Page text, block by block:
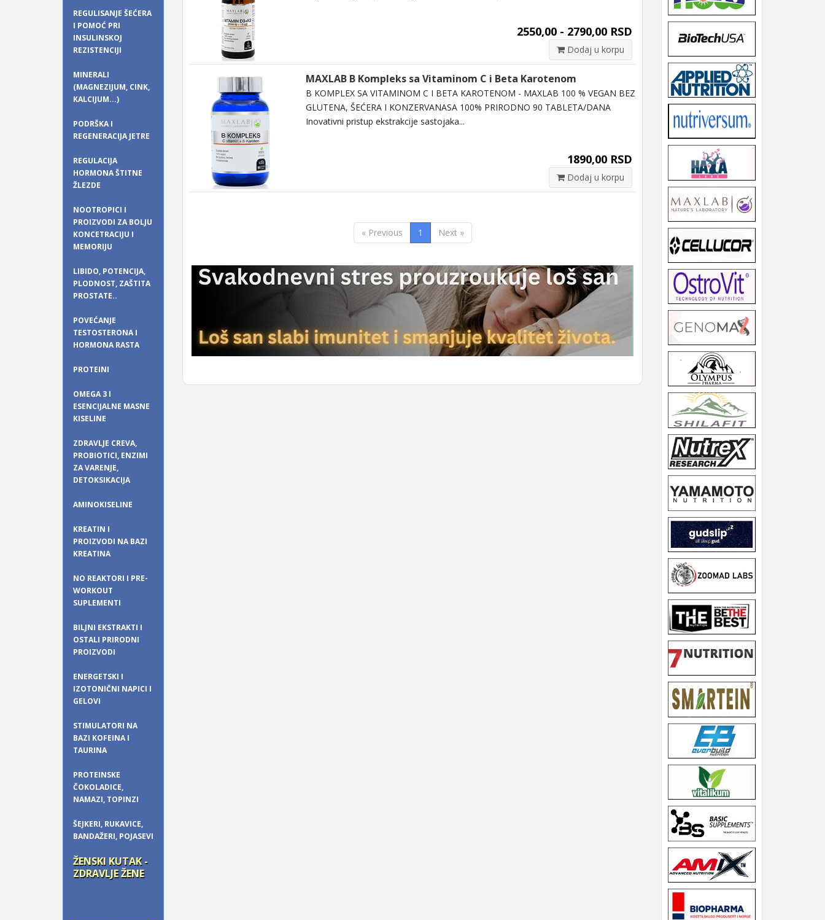
REGULISANJE ŠEĆERA
I POMOĆ PRI
INSULINSKOJ
REZISTENCIJI
MINERALI
(MAGNEZIJUM, CINK,
KALCIJUM...)
PODRŠKA I
REGENERACIJA JETRE
REGULACIJA
HORMONA ŠTITNE
ŽLEZDE
NOOTROPICI I
PROIZVODI ZA BOLJU
KONCETRACIJU I
MEMORIJU
LIBIDO, POTENCIJA,
PLODNOST, ZAŠTITA
PROSTATE..
POVEĆANJE
TESTOSTERONA I
HORMONA RASTA
PROTEINI
OMEGA 3 I
ESENCIJALNE MASNE
KISELINE
ZDRAVLJE CREVA,
PROBIOTICI, ENZIMI
ZA VARENJE,
DETOKSIKACIJA
AMINOKISELINE
KREATIN I
PROIZVODI NA BAZI
KREATINA
NO REAKTORI I PRE-
WORKOUT
SUPLEMENTI
BILJNI EKSTRAKTI I
OSTALI PRIRODNI
PROIZVODI
ENERGETSKI I
IZOTONIČNI NAPICI I
GELOVI
STIMULATORI NA
BAZI KOFEINA I
TAURINA
PROTEINSKE
ČOKOLADICE,
NAMAZI, TOPINZI
ŠEJKERI, RUKAVICE,
BANDAŽERI, POJASEVI
ŽENSKI KUTAK -
ZDRAVLJE ŽENE
2550,00 - 2790,00 RSD
Dodaj u korpu
MAXLAB B Kompleks sa Vitaminom C i Beta Karotenom
B KOMPLEX SA VITAMINOM C I BETA KAROTENOM - MAXLAB 100 % VEGAN BEZ
GLUTENA, ŠEĆERA I KONZERVANASA 100% PRIRODNO 90 TABLETA/DANA
Inovativni pristup ekstrakcije sastojaka...
1890,00 RSD
Dodaj u korpu
« Previous 1 Next »